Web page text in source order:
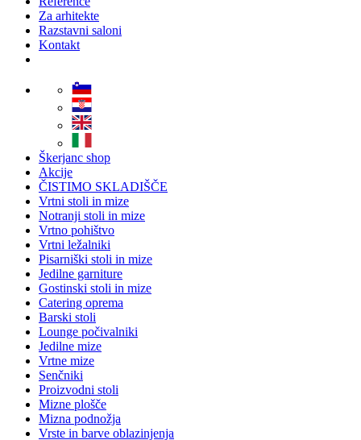
Za arhitekte
Razstavni saloni
Kontakt
Škerjanc shop
Akcije
ČISTIMO SKLADIŠČE
Vrtni stoli in mize
Notranji stoli in mize
Vrtno pohištvo
Vrtni ležalniki
Pisarniški stoli in mize
Jedilne garniture
Gostinski stoli in mize
Catering oprema
Barski stoli
Lounge počivalniki
Jedilne mize
Vrtne mize
Senčniki
Proizvodni stoli
Mizne plošče
Mizna podnožja
Vrste in barve oblazinjenja